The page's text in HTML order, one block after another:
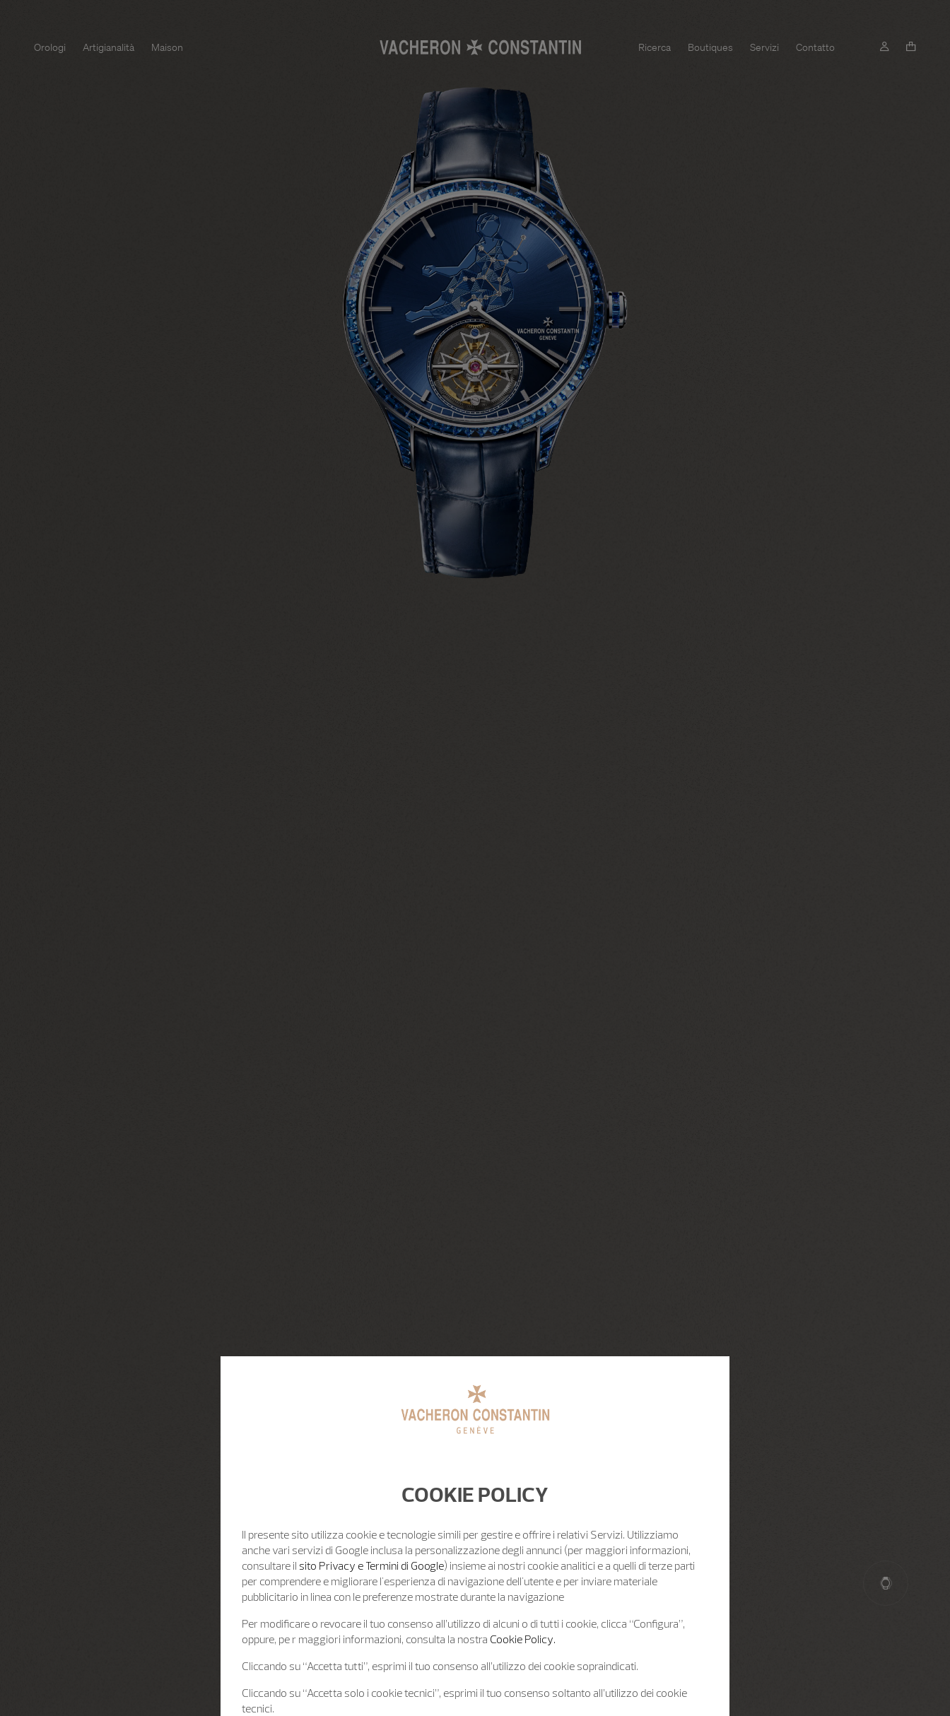
Orologi Artigianalità Maison Ricerca Boutiques Servizi Contatto
COOKIE POLICY
Il presente sito utilizza cookie e tecnologie simili per gestire e offrire i relativi Servizi. Utilizziamo
anche vari servizi di Google inclusa la personalizzazione degli annunci (per maggiori informazioni,
consultare il sito Privacy e Termini di Google) insieme ai nostri cookie analitici e a quelli di terze parti
per comprendere e migliorare l'esperienza di navigazione dell'utente e per inviare materiale
pubblicitario in linea con le preferenze mostrate durante la navigazione
Per modificare o revocare il tuo consenso all’utilizzo di alcuni o di tutti i cookie, clicca “Configura”,
oppure, pe r maggiori informazioni, consulta la nostra Cookie Policy.
Cliccando su “Accetta tutti”, esprimi il tuo consenso all’utilizzo dei cookie sopraindicati.
Cliccando su “Accetta solo i cookie tecnici”, esprimi il tuo consenso soltanto all’utilizzo dei cookie
tecnici.